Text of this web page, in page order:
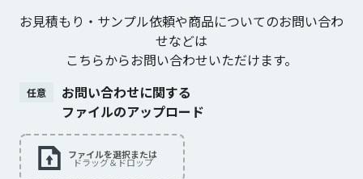
お見積もり・サンプル依頼や商品についてのお問い合わ
せなどは
こちらからお問い合わせいただけます。
任意
お問い合わせに関する
ファイルのアップロード
ファイルを選択または
ドラッグ＆ドロップ